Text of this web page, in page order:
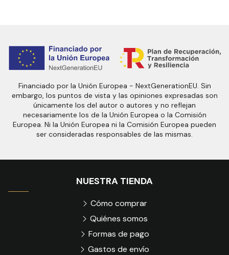
Financiado por la Unión Europea - NextGenerationEU. Sin
embargo, los puntos de vista y las opiniones expresadas son
únicamente los del autor o autores y no reflejan
necesariamente los de la Unión Europea o la Comisión
Europea. Ni la Unión Europea ni la Comisión Europea pueden
ser consideradas responsables de las mismas.
NUESTRA TIENDA
Cómo comprar
Quiénes somos
Formas de pago
Gastos de envío